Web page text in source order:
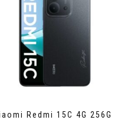
Redmi 15C 4G 256GB